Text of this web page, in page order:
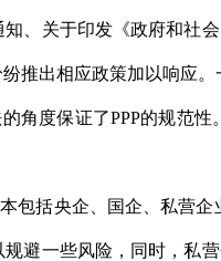
、关于印发《政府和社
推出相应政策加以响应
角度保证了PPP的规范
括央企、国企、私营企
避一些风险，同时，私